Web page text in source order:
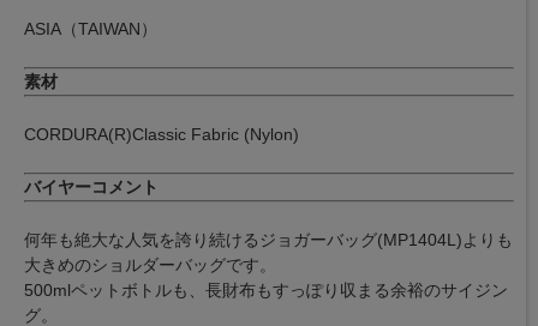
ASIA（TAIWAN）
素材
CORDURA(R)Classic Fabric (Nylon)
バイヤーコメント
何年も絶大な人気を誇り続けるジョガーバッグ(MP1404L)よりも
大きめのショルダーバッグです。
500mlペットボトルも、長財布もすっぽり収まる余裕のサイジン
グ。